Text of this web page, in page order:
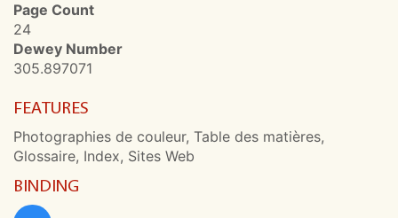
Page Count
24
Dewey Number
305.897071
FEATURES
Photographies de couleur, Table des matières,
Glossaire, Index, Sites Web
BINDING